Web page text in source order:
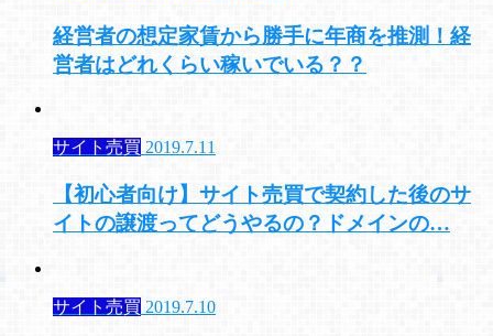
経営者の想定家賃から勝手に年商を推測！経
営者はどれくらい稼いでいる？？
サイト売買 2019.7.11
【初心者向け】サイト売買で契約した後のサ
イトの譲渡ってどうやるの？ドメインの…
サイト売買 2019.7.10